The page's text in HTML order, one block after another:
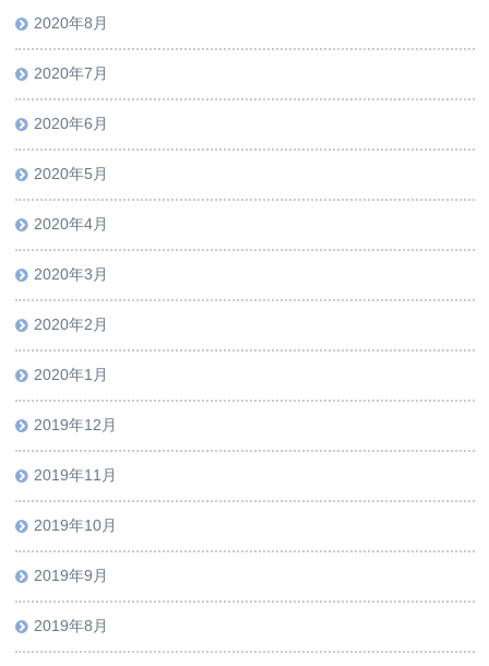
2020年8月
2020年7月
2020年6月
2020年5月
2020年4月
2020年3月
2020年2月
2020年1月
2019年12月
2019年11月
2019年10月
2019年9月
2019年8月